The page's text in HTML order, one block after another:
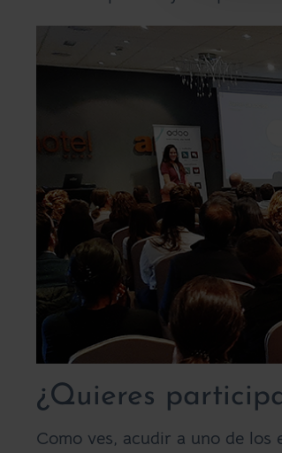
¿Quieres
Como ves, acudir a uno de